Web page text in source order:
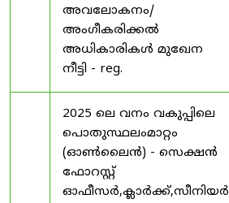
അവലോകനം/
അംഗീകരിക്കൽ
അധികാരികൾ മുഖേന
നീട്ടി - reg.
2025 ലെ വനം വകുപ്പിലെ
പൊതുസ്ഥലംമാറ്റം
(ഓൺലൈൻ) - സെക്ഷൻ
ഫോറസ്റ്റ്
ഓഫീസർ,ക്ലാർക്ക്,സീനിയർ